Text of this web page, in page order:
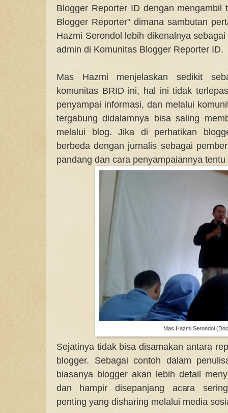
Blogger Reporter ID dengan mengambil
Blogger Reporter" dimana sambutan
Hazmi Serondol lebih dikenalnya
admin di Komunitas Blogger Reporter ID.
Mas Hazmi menjelaskan sedikit
komunitas BRID ini, hal ini tidak
penyampai informasi, dan melalui
tergabung didalamnya bisa saling
melalui blog. Jika di perhatikan
berbeda dengan jurnalis sebagai
pandang dan cara penyampaiannya
Mas Hazmi Serondol
Sejatinya tidak bisa disamakan antara
blogger. Sebagai contoh dalam
biasanya blogger akan lebih detail
dan hampir disepanjang acara
penting yang disharing melalui media